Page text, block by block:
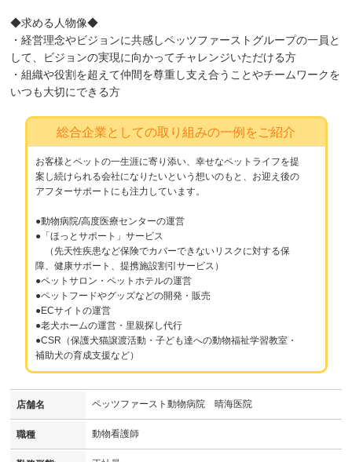
◆求める人物像◆
・経営理念やビジョンに共感しペッツファーストグループの一員と
して、ビジョンの実現に向かってチャレンジいただける方
・組織や役割を超えて仲間を尊重し支え合うことやチームワークを
いつも大切にできる方
総合企業としての取り組みの一例をご紹介
お客様とペットの一生涯に寄り添い、幸せなペットライフを提
案し続けられる会社になりたいという想いのもと、お迎え後の
アフターサポートにも注力しています。
●動物病院/高度医療センターの運営
●「ほっとサポート」サービス
（先天性疾患など保険でカバーできないリスクに対する保
障、健康サポート、提携施設割引サービス）
●ペットサロン・ペットホテルの運営
●ペットフードやグッズなどの開発・販売
●ECサイトの運営
●老犬ホームの運営・里親探し代行
●CSR（保護犬猫譲渡活動・子ども達への動物福祉学習教室・
補助犬の育成支援など）
店舗名 ペッツファースト動物病院 晴海医院
職種 動物看護師